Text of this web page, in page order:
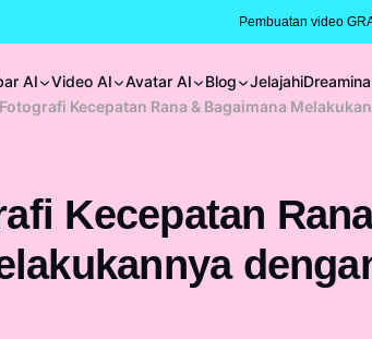
Pembuatan video
AI Video AI Avatar AI Blog Jelajahi
Kecepatan Rana & Bagaimana
Kecepatan